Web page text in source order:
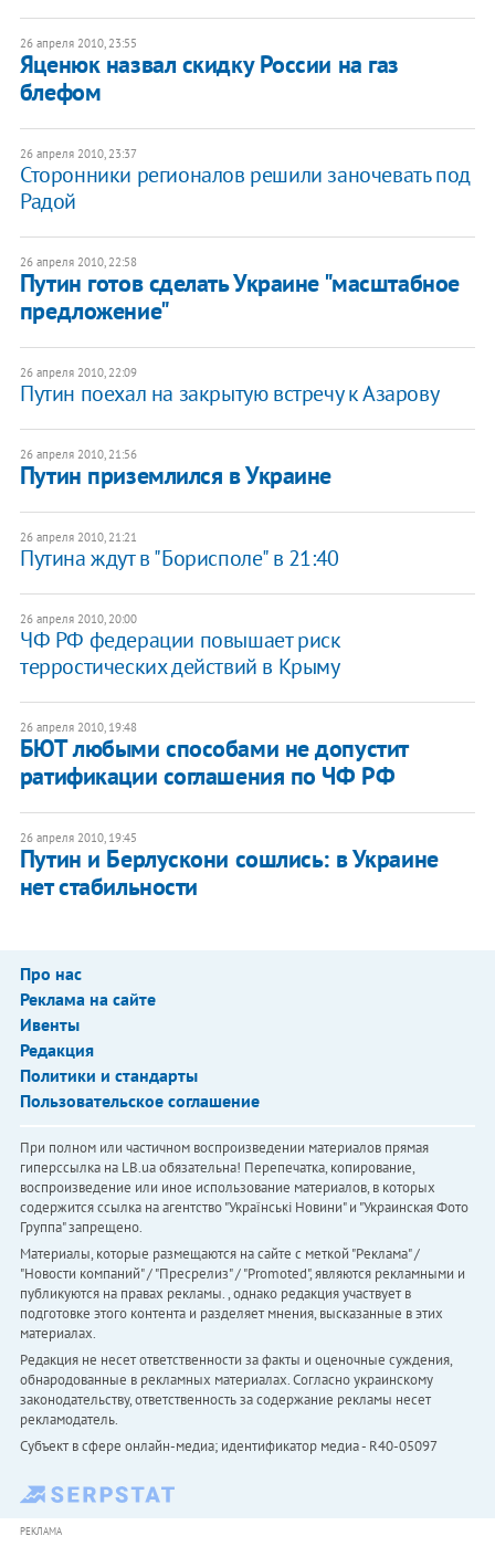
26 апреля 2010, 23:55
Яценюк назвал скидку России на газ
блефом
26 апреля 2010, 23:37
Сторонники регионалов решили заночевать под
Радой
26 апреля 2010, 22:58
Путин готов сделать Украине "масштабное
предложение"
26 апреля 2010, 22:09
Путин поехал на закрытую встречу к Азарову
26 апреля 2010, 21:56
Путин приземлился в Украине
26 апреля 2010, 21:21
Путина ждут в "Борисполе" в 21:40
26 апреля 2010, 20:00
ЧФ РФ федерации повышает риск
терростических действий в Крыму
26 апреля 2010, 19:48
БЮТ любыми способами не допустит
ратификации соглашения по ЧФ РФ
26 апреля 2010, 19:45
Путин и Берлускони сошлись: в Украине
нет стабильности
Про нас
Реклама на сайте
Ивенты
Редакция
Политики и стандарты
Пользовательское соглашение
При полном или частичном воспроизведении материалов прямая
гиперссылка на LB.ua обязательна! Перепечатка, копирование,
воспроизведение или иное использование материалов, в которых
содержится ссылка на агентство "Українськi Новини" и "Украинская Фото
Группа" запрещено.
Материалы, которые размещаются на сайте с меткой "Реклама" /
"Новости компаний" / "Пресрелиз" / "Promoted", являются рекламными и
публикуются на правах рекламы. , однако редакция участвует в
подготовке этого контента и разделяет мнения, высказанные в этих
материалах.
Редакция не несет ответственности за факты и оценочные суждения,
обнародованные в рекламных материалах. Согласно украинскому
законодательству, ответственность за содержание рекламы несет
рекламодатель.
Субъект в сфере онлайн-медиа; идентификатор медиа - R40-05097
РЕКЛАМА